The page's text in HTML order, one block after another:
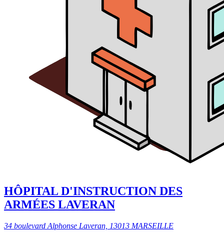
HÔPITAL D'INSTRUCTION DES
ARMÉES LAVERAN
34 boulevard Alphonse Laveran, 13013 MARSEILLE